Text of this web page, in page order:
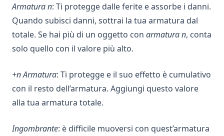
Armatura n: Ti protegge dalle ferite e assorbe i danni.
Quando subisci danni, sottrai la tua armatura dal
totale. Se hai più di un oggetto con armatura n, conta
solo quello con il valore più alto.
+n Armatura: Ti protegge e il suo effetto è cumulativo
con il resto dell’armatura. Aggiungi questo valore
alla tua armatura totale.
Ingombrante: è difficile muoversi con quest’armatura